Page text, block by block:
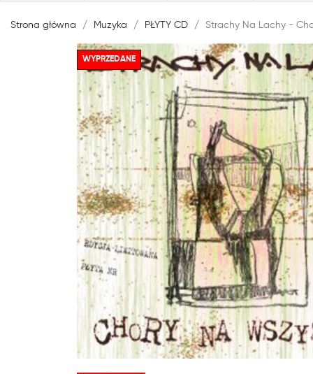
Strona główna Muzyka PŁYTY CD Strachy Na Lachy -
WYPRZEDANE